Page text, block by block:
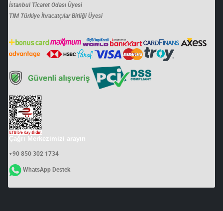
İstanbul Ticaret Odası Üyesi
TIM Türkiye İhracatçılar Birliği Üyesi
Çağrı Merkezimizi arayın
+90 850 302 1734
WhatsApp Destek